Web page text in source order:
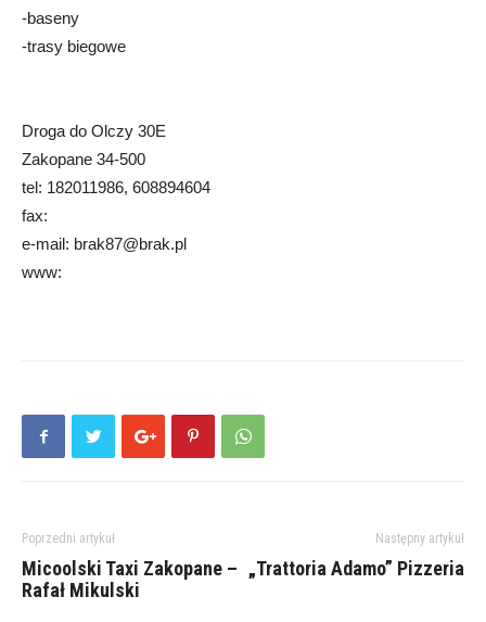
-baseny
-trasy biegowe
Droga do Olczy 30E
Zakopane 34-500
tel: 182011986, 608894604
fax:
e-mail: brak87@brak.pl
www:
Poprzedni artykuł
Micoolski Taxi Zakopane –
Rafał Mikulski
Następny artykuł
„Trattoria Adamo” Pizzeria